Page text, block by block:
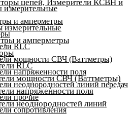
и амперметры
RLC
мощности СВЧ (Ваттметры)
напряженности поля
неоднородностей линий передач
прочие
сопротивления
цепей, Измерители КСВН и
измерительные
и амперметры
RLC
мощности СВЧ (Ваттметры)
напряженности поля
неоднородностей линий